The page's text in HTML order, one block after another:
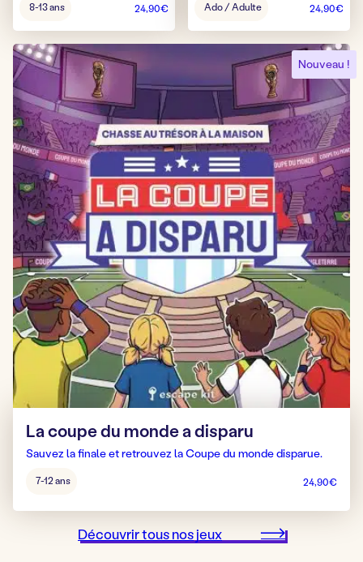
pour
8-13 ans 24,90€
pour
Ado / Adulte 24,90€
Nouveau !
La coupe du monde a disparu
Sauvez la finale et retrouvez la Coupe du monde disparue.
pour
:
7-12 ans 24,90€
Découvrir tous nos jeux